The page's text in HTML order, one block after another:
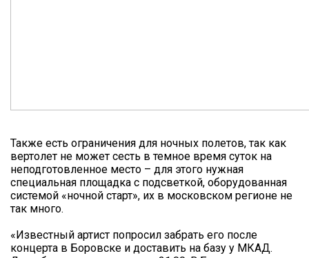
Также есть ограничения для ночных полетов, так как
вертолет не может сесть в темное время суток на
неподготовленное место – для этого нужная
специальная площадка с подсветкой, оборудованная
системой «ночной старт», их в московском регионе не
так много.
«Известный артист попросил забрать его после
концерта в Боровске и доставить на базу у МКАД.